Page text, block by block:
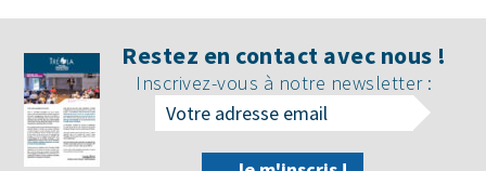
Restez en contact avec nous !
Inscrivez-vous à notre newsletter :